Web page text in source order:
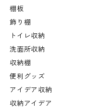
棚板
飾り棚
トイレ収納
洗面所収納
収納棚
便利グッズ
アイデア収納
収納アイデア